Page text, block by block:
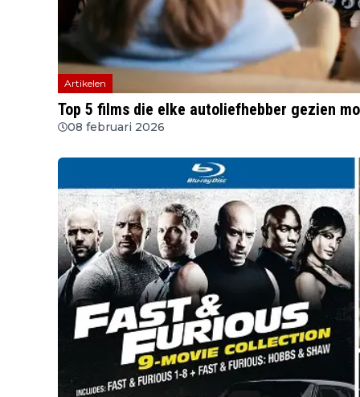
Artikelen
Top 5 films die elke autoliefhebber gezien
08 februari 2026